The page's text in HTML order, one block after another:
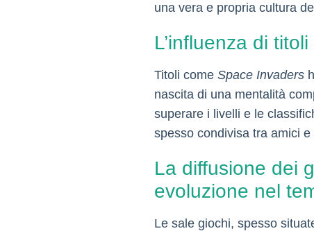
una vera e propria cultura
L’influenza di
Titoli come Space Invaders
nascita di una mentalità
superare i livelli e le
spesso condivisa tra amici
La diffusione dei
evoluzione nel
Le sale giochi, spesso